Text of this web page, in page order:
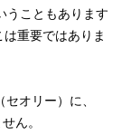
うこともあります
重要ではありま
オリー）に、
ん。